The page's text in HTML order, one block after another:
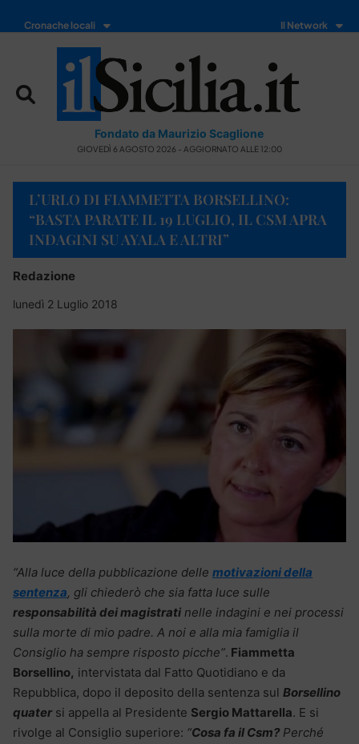
Cronache locali Il Network
Fondato da Maurizio Scaglione
GIOVEDÌ 6 AGOSTO 2026 - AGGIORNATO ALLE 12:00
L’URLO DI FIAMMETTA BORSELLINO:
“BASTA PARATE IL 19 LUGLIO, IL CSM APRA
INDAGINI SU AYALA E ALTRI”
Redazione
lunedì 2 Luglio 2018
“Alla luce della pubblicazione delle motivazioni della
sentenza, gli chiederò che sia fatta luce sulle
responsabilità dei magistrati nelle indagini e nei processi
sulla morte di mio padre. A noi e alla mia famiglia il
Consiglio ha sempre risposto picche”. Fiammetta
Borsellino, intervistata dal Fatto Quotidiano e da
Repubblica, dopo il deposito della sentenza sul Borsellino
quatersi appella al Presidente Sergio Mattarella. E si
rivolge al Consiglio superiore: “Cosa fa il Csm? Perché